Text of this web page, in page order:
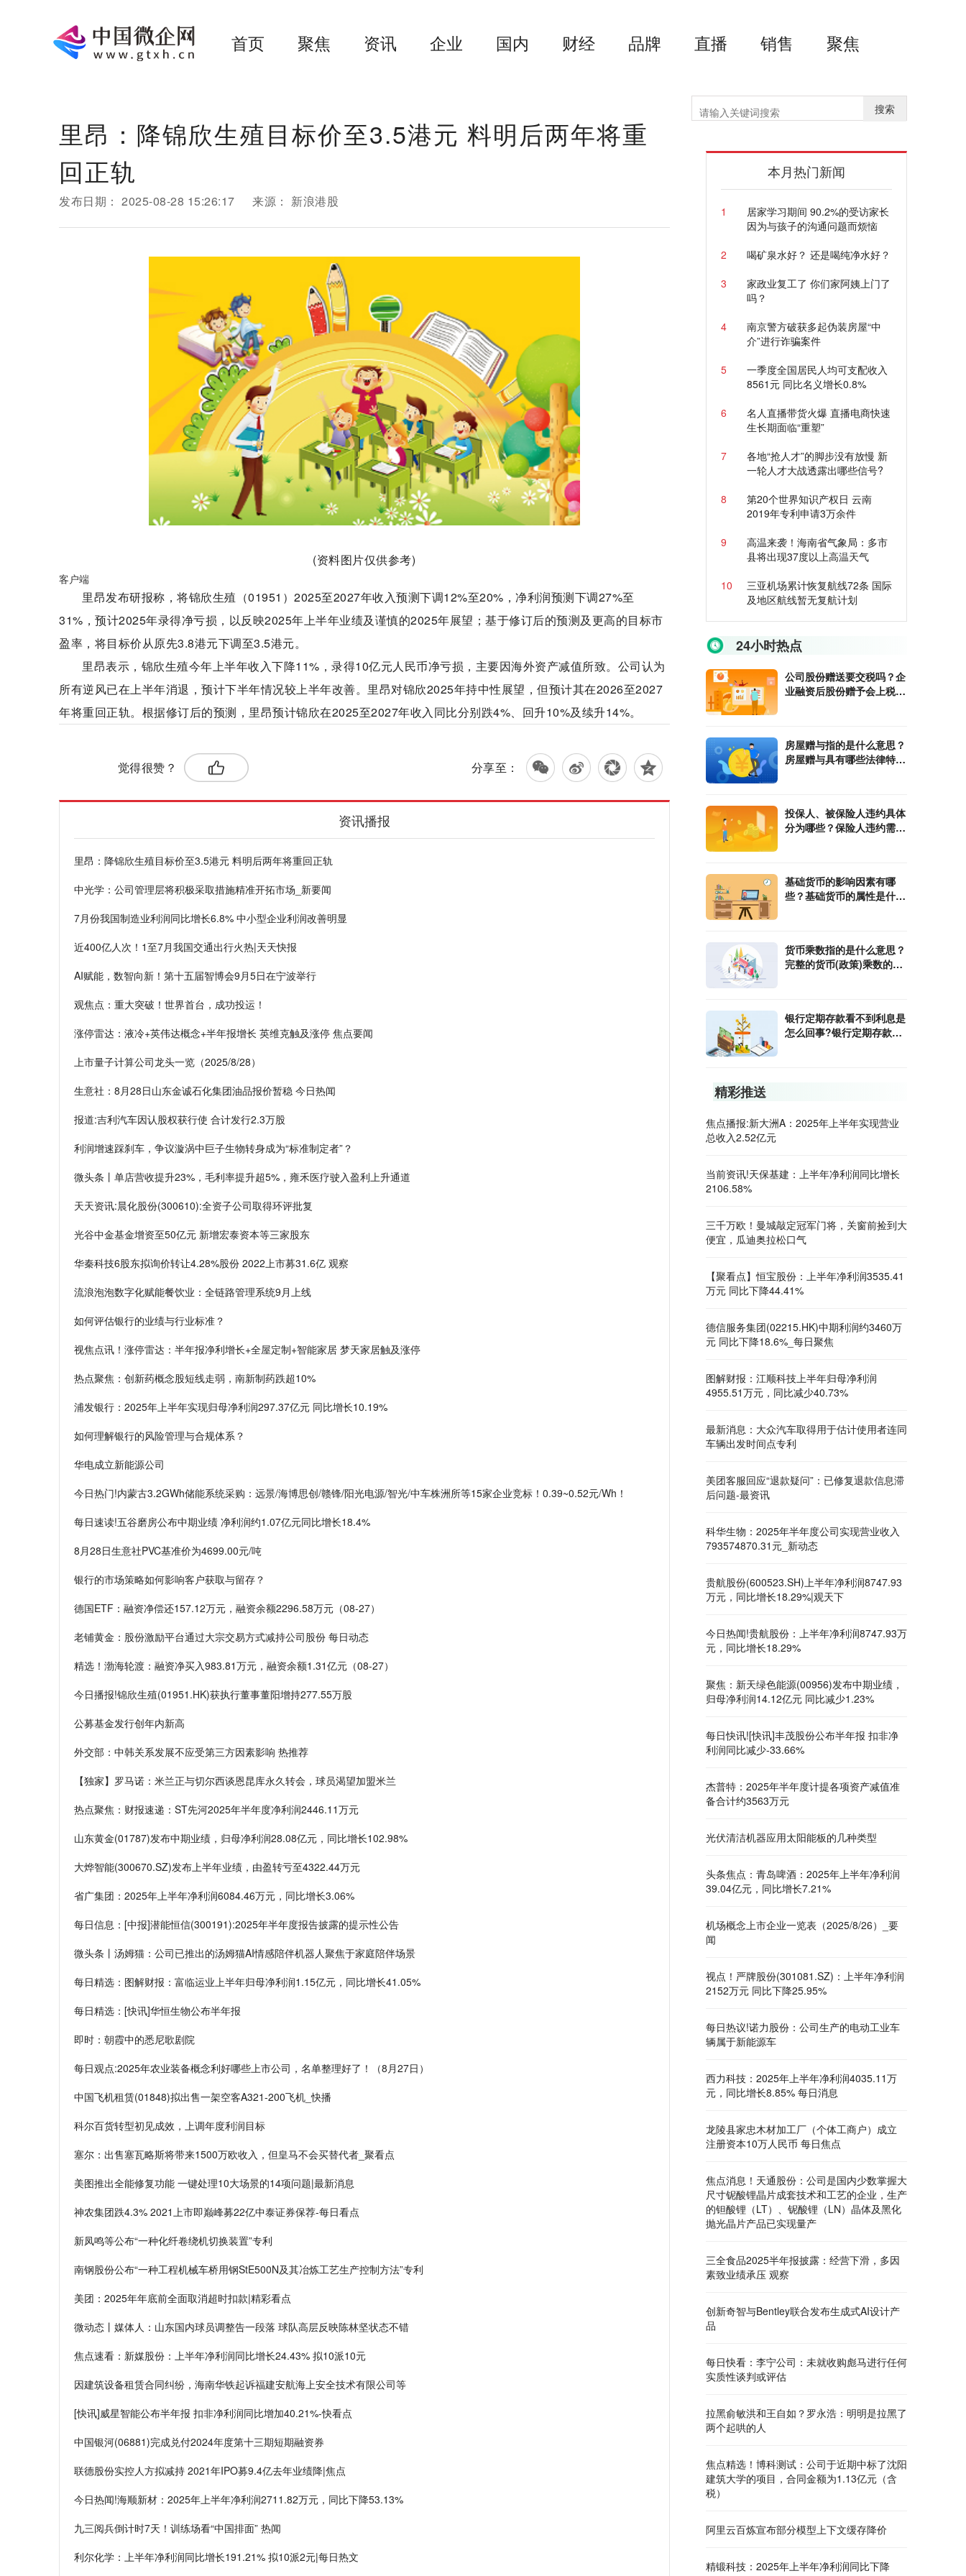
首页 聚焦 资讯 企业 国内 财经 品牌 直播 销售 聚焦
里昂：降锦欣生殖目标价至3.5港元 料明后两年将重
回正轨
发布日期： 2025-08-28 15:26:17 来源： 新浪港股
(资料图片仅供参考)
客户端
里昂发布研报称，将锦欣生殖（01951）2025至2027年收入预测下调12%至20%，净利润预测下调27%至
31%，预计2025年录得净亏损，以反映2025年上半年业绩及谨慎的2025年展望；基于修订后的预测及更高的目标市
盈率，将目标价从原先3.8港元下调至3.5港元。
里昂表示，锦欣生殖今年上半年收入下降11%，录得10亿元人民币净亏损，主要因海外资产减值所致。公司认为
所有逆风已在上半年消退，预计下半年情况较上半年改善。里昂对锦欣2025年持中性展望，但预计其在2026至2027
年将重回正轨。根据修订后的预测，里昂预计锦欣在2025至2027年收入同比分别跌4%、回升10%及续升14%。
觉得很赞？
分享至：
资讯播报
里昂：降锦欣生殖目标价至3.5港元 料明后两年将重回正轨
中光学：公司管理层将积极采取措施精准开拓市场_新要闻
7月份我国制造业利润同比增长6.8% 中小型企业利润改善明显
近400亿人次！1至7月我国交通出行火热|天天快报
AI赋能，数智向新！第十五届智博会9月5日在宁波举行
观焦点：重大突破！世界首台，成功投运！
涨停雷达：液冷+英伟达概念+半年报增长 英维克触及涨停 焦点要闻
上市量子计算公司龙头一览（2025/8/28）
生意社：8月28日山东金诚石化集团油品报价暂稳 今日热闻
报道:吉利汽车因认股权获行使 合计发行2.3万股
利润增速踩刹车，争议漩涡中巨子生物转身成为“标准制定者”？
微头条丨单店营收提升23%，毛利率提升超5%，雍禾医疗驶入盈利上升通道
天天资讯:晨化股份(300610):全资子公司取得环评批复
光谷中金基金增资至50亿元 新增宏泰资本等三家股东
华秦科技6股东拟询价转让4.28%股份 2022上市募31.6亿 观察
流浪泡泡数字化赋能餐饮业：全链路管理系统9月上线
如何评估银行的业绩与行业标准？
视焦点讯！涨停雷达：半年报净利增长+全屋定制+智能家居 梦天家居触及涨停
热点聚焦：创新药概念股短线走弱，南新制药跌超10%
浦发银行：2025年上半年实现归母净利润297.37亿元 同比增长10.19%
如何理解银行的风险管理与合规体系？
华电成立新能源公司
今日热门!内蒙古3.2GWh储能系统采购：远景/海博思创/赣锋/阳光电源/智光/中车株洲所等15家企业竞标！0.39~0.52元/Wh！
每日速读!五谷磨房公布中期业绩 净利润约1.07亿元同比增长18.4%
8月28日生意社PVC基准价为4699.00元/吨
银行的市场策略如何影响客户获取与留存？
德国ETF：融资净偿还157.12万元，融资余额2296.58万元（08-27）
老铺黄金：股份激励平台通过大宗交易方式减持公司股份 每日动态
精选！渤海轮渡：融资净买入983.81万元，融资余额1.31亿元（08-27）
今日播报!锦欣生殖(01951.HK)获执行董事董阳增持277.55万股
公募基金发行创年内新高
外交部：中韩关系发展不应受第三方因素影响 热推荐
【独家】罗马诺：米兰正与切尔西谈恩昆库永久转会，球员渴望加盟米兰
热点聚焦：财报速递：ST先河2025年半年度净利润2446.11万元
山东黄金(01787)发布中期业绩，归母净利润28.08亿元，同比增长102.98%
大烨智能(300670.SZ)发布上半年业绩，由盈转亏至4322.44万元
省广集团：2025年上半年净利润6084.46万元，同比增长3.06%
每日信息：[中报]潜能恒信(300191):2025年半年度报告披露的提示性公告
微头条丨汤姆猫：公司已推出的汤姆猫AI情感陪伴机器人聚焦于家庭陪伴场景
每日精选：图解财报：富临运业上半年归母净利润1.15亿元，同比增长41.05%
每日精选：[快讯]华恒生物公布半年报
即时：朝霞中的悉尼歌剧院
每日观点:2025年农业装备概念利好哪些上市公司，名单整理好了！（8月27日）
中国飞机租赁(01848)拟出售一架空客A321-200飞机_快播
科尔百货转型初见成效，上调年度利润目标
塞尔：出售塞瓦略斯将带来1500万欧收入，但皇马不会买替代者_聚看点
美图推出全能修复功能 一键处理10大场景的14项问题|最新消息
神农集团跌4.3% 2021上市即巅峰募22亿中泰证券保荐-每日看点
新凤鸣等公布“一种化纤卷绕机切换装置”专利
南钢股份公布“一种工程机械车桥用钢StE500N及其冶炼工艺生产控制方法”专利
美团：2025年年底前全面取消超时扣款|精彩看点
微动态丨媒体人：山东国内球员调整告一段落 球队高层反映陈林坚状态不错
焦点速看：新媒股份：上半年净利润同比增长24.43% 拟10派10元
因建筑设备租赁合同纠纷，海南华铁起诉福建安航海上安全技术有限公司等
[快讯]威星智能公布半年报 扣非净利润同比增加40.21%-快看点
中国银河(06881)完成兑付2024年度第十三期短期融资券
联德股份实控人方拟减持 2021年IPO募9.4亿去年业绩降|焦点
今日热闻!海顺新材：2025年上半年净利润2711.82万元，同比下降53.13%
九三阅兵倒计时7天！训练场看“中国排面” 热闻
利尔化学：上半年净利润同比增长191.21% 拟10派2元|每日热文
搜索
本月热门新闻
1
居家学习期间 90.2%的受访家长
因为与孩子的沟通问题而烦恼
2
喝矿泉水好？ 还是喝纯净水好？
3
家政业复工了 你们家阿姨上门了
吗？
4
南京警方破获多起伪装房屋“中
介”进行诈骗案件
5
一季度全国居民人均可支配收入
8561元 同比名义增长0.8%
6
名人直播带货火爆 直播电商快速
生长期面临“重塑”
7
各地“抢人才”的脚步没有放慢 新
一轮人才大战透露出哪些信号?
8
第20个世界知识产权日 云南
2019年专利申请3万余件
9
高温来袭！海南省气象局：多市
县将出现37度以上高温天气
10
三亚机场累计恢复航线72条 国际
及地区航线暂无复航计划
24小时热点
公司股份赠送要交税吗？企
业融资后股份赠予会上税
房屋赠与指的是什么意思？
房屋赠与具有哪些法律特
投保人、被保险人违约具体
分为哪些？保险人违约需要
基础货币的影响因素有哪
些？基础货币的属性是什
货币乘数指的是什么意思？
完整的货币(政策)乘数的计
银行定期存款看不到利息是
怎么回事?银行定期存款利
精彩推送
焦点播报:新大洲A：2025年上半年实现营业
总收入2.52亿元
当前资讯!天保基建：上半年净利润同比增长
2106.58%
三千万欧！曼城敲定冠军门将，关窗前捡到大
便宜，瓜迪奥拉松口气
【聚看点】恒宝股份：上半年净利润3535.41
万元 同比下降44.41%
德信服务集团(02215.HK)中期利润约3460万
元 同比下降18.6%_每日聚焦
图解财报：江顺科技上半年归母净利润
4955.51万元，同比减少40.73%
最新消息：大众汽车取得用于估计使用者连同
车辆出发时间点专利
美团客服回应“退款疑问”：已修复退款信息滞
后问题-最资讯
科华生物：2025年半年度公司实现营业收入
793574870.31元_新动态
贵航股份(600523.SH)上半年净利润8747.93
万元，同比增长18.29%|观天下
今日热闻!贵航股份：上半年净利润8747.93万
元，同比增长18.29%
聚焦：新天绿色能源(00956)发布中期业绩，
归母净利润14.12亿元 同比减少1.23%
每日快讯![快讯]丰茂股份公布半年报 扣非净
利润同比减少-33.66%
杰普特：2025年半年度计提各项资产减值准
备合计约3563万元
光伏清洁机器应用太阳能板的几种类型
头条焦点：青岛啤酒：2025年上半年净利润
39.04亿元，同比增长7.21%
机场概念上市企业一览表（2025/8/26）_要
闻
视点！严牌股份(301081.SZ)：上半年净利润
2152万元 同比下降25.95%
每日热议!诺力股份：公司生产的电动工业车
辆属于新能源车
西力科技：2025年上半年净利润4035.11万
元，同比增长8.85% 每日消息
龙陵县家忠木材加工厂（个体工商户）成立
注册资本10万人民币 每日焦点
焦点消息！天通股份：公司是国内少数掌握大
尺寸铌酸锂晶片成套技术和工艺的企业，生产
的钽酸锂（LT）、铌酸锂（LN）晶体及黑化
抛光晶片产品已实现量产
三全食品2025半年报披露：经营下滑，多因
素致业绩承压 观察
创新奇智与Bentley联合发布生成式AI设计产
品
每日快看：李宁公司：未就收购彪马进行任何
实质性谈判或评估
拉黑俞敏洪和王自如？罗永浩：明明是拉黑了
两个起哄的人
焦点精选！博科测试：公司于近期中标了沈阳
建筑大学的项目，合同金额为1.13亿元（含
税）
阿里云百炼宣布部分模型上下文缓存降价
精锻科技：2025年上半年净利润同比下降